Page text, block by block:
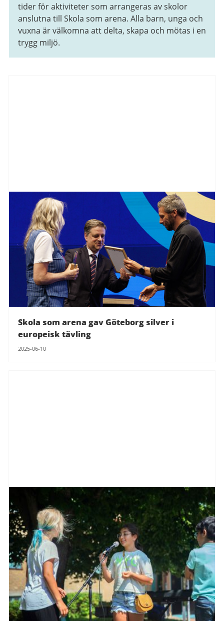
tider för aktiviteter som arrangeras av skolor
anslutna till Skola som arena. Alla barn, unga och
vuxna är välkomna att delta, skapa och mötas i en
trygg miljö.
Skola som arena gav Göteborg silver i
europeisk tävling
2025-06-10